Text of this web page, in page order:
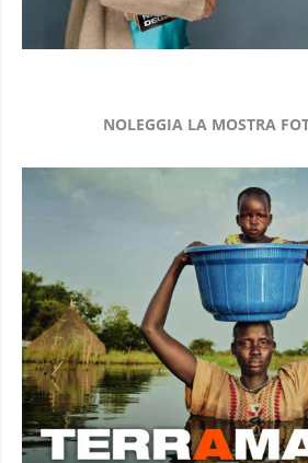
NOLEGGIA LA MOSTRA